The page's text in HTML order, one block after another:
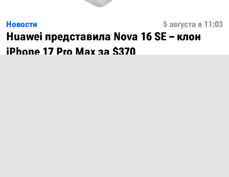
Новости 5 августа в 11:03
Huawei представила Nova 16 SE – клон
iPhone 17 Pro Max за $370